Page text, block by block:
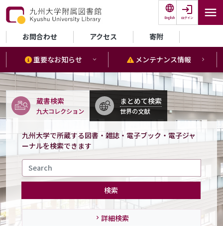
メインコンテンツに移動
English ログイン
セカンダリーメニュー
お問合わせ アクセス 寄附
重要なお知らせ メンテナンス情報
蔵書検索
九大コレクション
まとめて検索
世界の文献
九州大学で所蔵する図書・雑誌・電子ブック・電子ジャ
ーナルを検索できます
検索
詳細検索